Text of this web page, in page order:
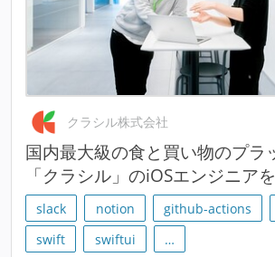
クラシル株式会社
国内最大級の食と買い物のプラ
「クラシル」のiOSエンジニア
slack notion github-actions
swift
swiftui …